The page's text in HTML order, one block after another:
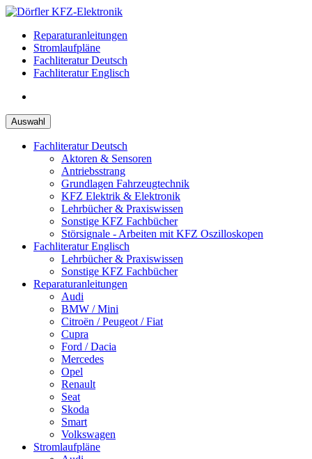
Zum
springenReparaturanleitungen
Stromlaufpläne
Fachliteratur Deutsch
Fachliteratur Englisch
Auswahl
Fachliteratur Deutsch
Aktoren & Sensoren
Antriebsstrang
Grundlagen Fahrzeugtechnik
KFZ Elektrik & Elektronik
Lehrbücher & Praxiswissen
Sonstige KFZ Fachbücher
Störsignale - Arbeiten mit KFZ Oszilloskopen
Fachliteratur Englisch
Lehrbücher & Praxiswissen
Sonstige KFZ Fachbücher
Reparaturanleitungen
Audi
BMW / Mini
Citroën / Peugeot / Fiat
Cupra
Ford / Dacia
Mercedes
Opel
Renault
Seat
Skoda
Smart
Volkswagen
Stromlaufpläne